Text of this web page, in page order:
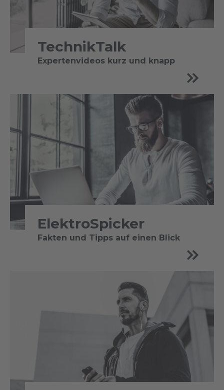
TechnikTalk
Expertenvideos kurz und knapp
ElektroSpicker
Fakten und Tipps auf einen Blick